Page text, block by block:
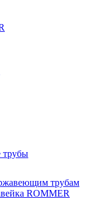
трубам
ROMMER